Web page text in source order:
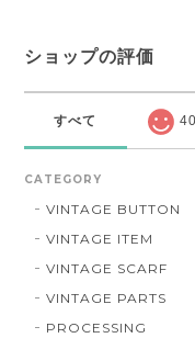
ショップの評価
すべて
CATEGORY
VINTAGE BUTTON
VINTAGE ITEM
VINTAGE SCARF
VINTAGE PARTS
PROCESSING